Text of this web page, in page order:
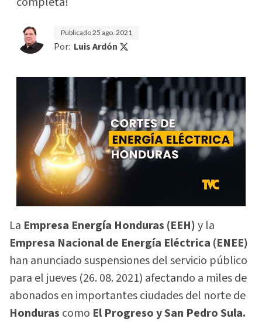
Publicado25 ago. 2021
Por: Luis Ardón
La Empresa Energía Honduras (EEH)y la
Empresa Nacional de Energía Eléctrica (ENEE)
han anunciado suspensiones del servicio público
para el jueves (26. 08. 2021) afectando a miles de
abonados en importantes ciudades del norte de
Honduras como El Progreso y San Pedro Sula.